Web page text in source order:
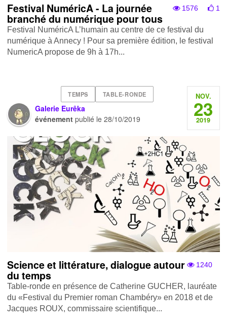
1576 1
Festival NuméricA - La journée
branché du numérique pour tous
Festival NuméricA L’humain au centre de ce festival du
numérique à Annecy ! Pour sa première édition, le festival
NumericA propose de 9h à 17h...
TEMPS TABLE-RONDE
Galerie Eurêka
événement publié le28/10/2019
NOV.
23
2019
1240
Science et littérature, dialogue autour
du temps
Table-ronde en présence de Catherine GUCHER, lauréate
du «Festival du Premier roman Chambéry» en 2018 et de
Jacques ROUX, commissaire scientifique...